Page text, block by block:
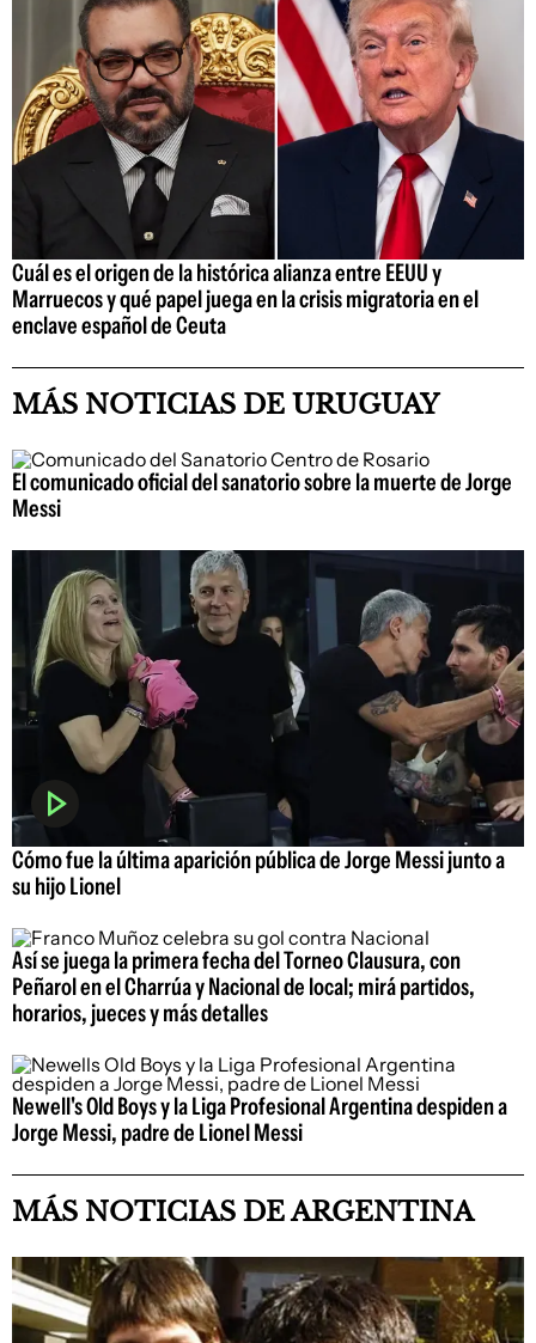
Cuál es el origen de la histórica alianza entre EEUU y
Marruecos y qué papel juega en la crisis migratoria en el
enclave español de Ceuta
MÁS NOTICIAS DE URUGUAY
El comunicado oficial del sanatorio sobre la muerte de Jorge
Messi
Cómo fue la última aparición pública de Jorge Messi junto a
su hijo Lionel
Así se juega la primera fecha del Torneo Clausura, con
Peñarol en el Charrúa y Nacional de local; mirá partidos,
horarios, jueces y más detalles
Newell's Old Boys y la Liga Profesional Argentina despiden a
Jorge Messi, padre de Lionel Messi
MÁS NOTICIAS DE ARGENTINA